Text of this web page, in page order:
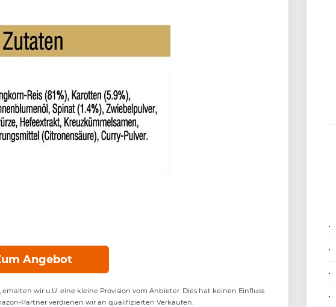
Angebot
wir u.U. eine kleine Provision vom Anbieter. Dies hat keinen Einfluss
Partner verdienen wir an qualifizierten Verkäufen.